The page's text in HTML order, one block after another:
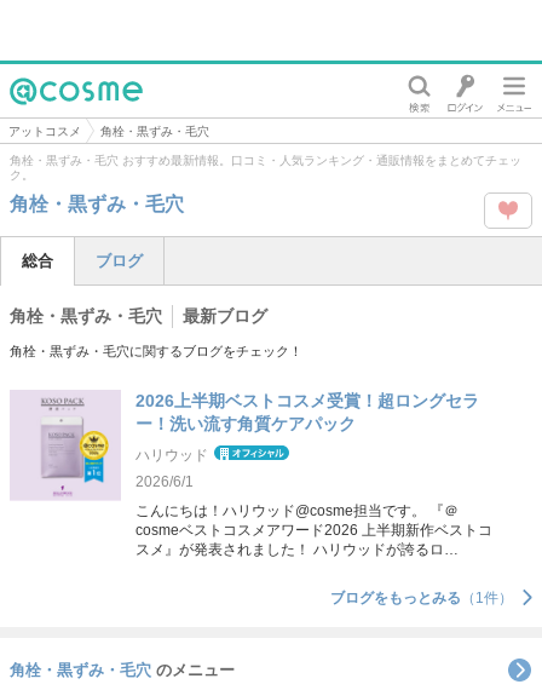
@cosme
アットコスメ 角栓・黒ずみ・毛穴
角栓・黒ずみ・毛穴 おすすめ最新情報。口コミ・人気ランキング・通販情報をまとめてチェッ
ク。
角栓・黒ずみ・毛穴
タグ
総合 ブログ
角栓・黒ずみ・毛穴 最新ブログ
角栓・黒ずみ・毛穴に関するブログをチェック！
2026上半期ベストコスメ受賞！超ロングセラ
ー！洗い流す角質ケアパック
ハリウッド
2026/6/1
こんにちは！ハリウッド@cosme担当です。 『＠
cosmeベストコスメアワード2026 上半期新作ベストコ
スメ』が発表されました！ ハリウッドが誇るロ…
ブログをもっとみる （1件）
角栓・黒ずみ・毛穴 のメニュー